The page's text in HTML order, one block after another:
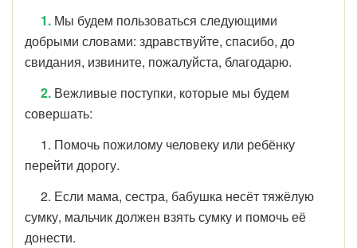
1. Мы будем пользоваться следующими
добрыми словами: здравствуйте, спасибо, до
свидания, извините, пожалуйста, благодарю.
2. Вежливые поступки, которые мы будем
совершать:
1. Помочь пожилому человеку или ребёнку
перейти дорогу.
2. Если мама, сестра, бабушка несёт тяжёлую
сумку, мальчик должен взять сумку и помочь её
донести.